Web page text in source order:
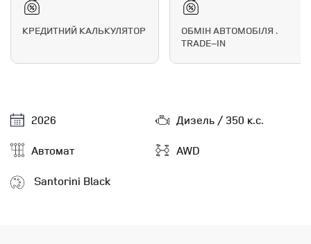
КРЕДИТНИЙ КАЛЬКУЛЯТОР
ОБМІН АВТОМОБІЛЯ .
TRADE–IN
2026
Дизель / 350 к.с.
Автомат
AWD
Santorini Black